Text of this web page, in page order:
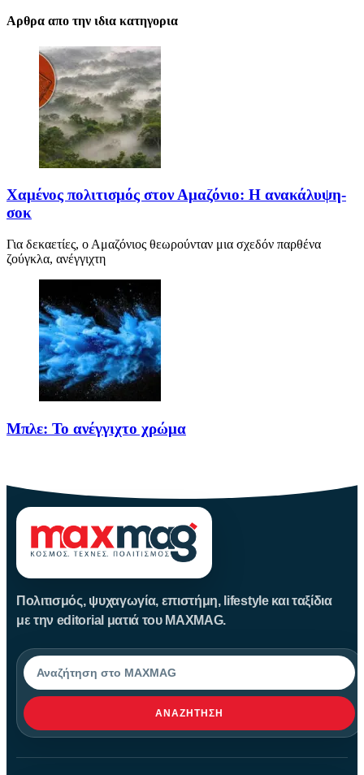
Αρθρα απο την ιδια κατηγορια
Χαμένος πολιτισμός στον Αμαζόνιο: Η ανακάλυψη-
σοκ
Για δεκαετίες, ο Αμαζόνιος θεωρούνταν μια σχεδόν παρθένα
ζούγκλα, ανέγγιχτη
Μπλε: Το ανέγγιχτο χρώμα
Πολιτισμός, ψυχαγωγία, επιστήμη, lifestyle και ταξίδια
με την editorial ματιά του MAXMAG.
Αναζήτηση
ΑΝΑΖΉΤΗΣΗ